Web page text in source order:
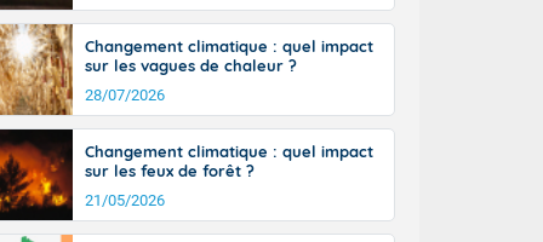
Changement climatique : quel impact
sur les vagues de chaleur ?
28/07/2026
Changement climatique : quel impact
sur les feux de forêt ?
21/05/2026